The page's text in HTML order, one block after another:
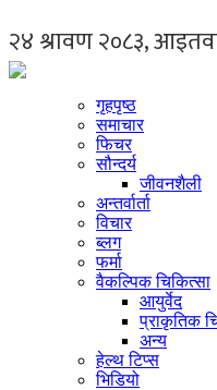
गृहपृष्ठ
समाचार
फिचर
सौन्दर्य
जीवनशैली
अन्तर्वार्ता
विचार
ब्लग
फर्मा
वैकल्पिक चिकित्सा
आयुर्वेद
प्राकृतिक
अन्य
हेल्थ टिप्स
भिडियो